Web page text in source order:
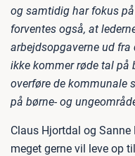
og samtidig har fokus
forventes også, at
arbejdsopgaverne ud fra
ikke kommer røde tal på
overføre de kommunale
på børne- og
Claus Hjortdal og Sanne
meget gerne vil leve op